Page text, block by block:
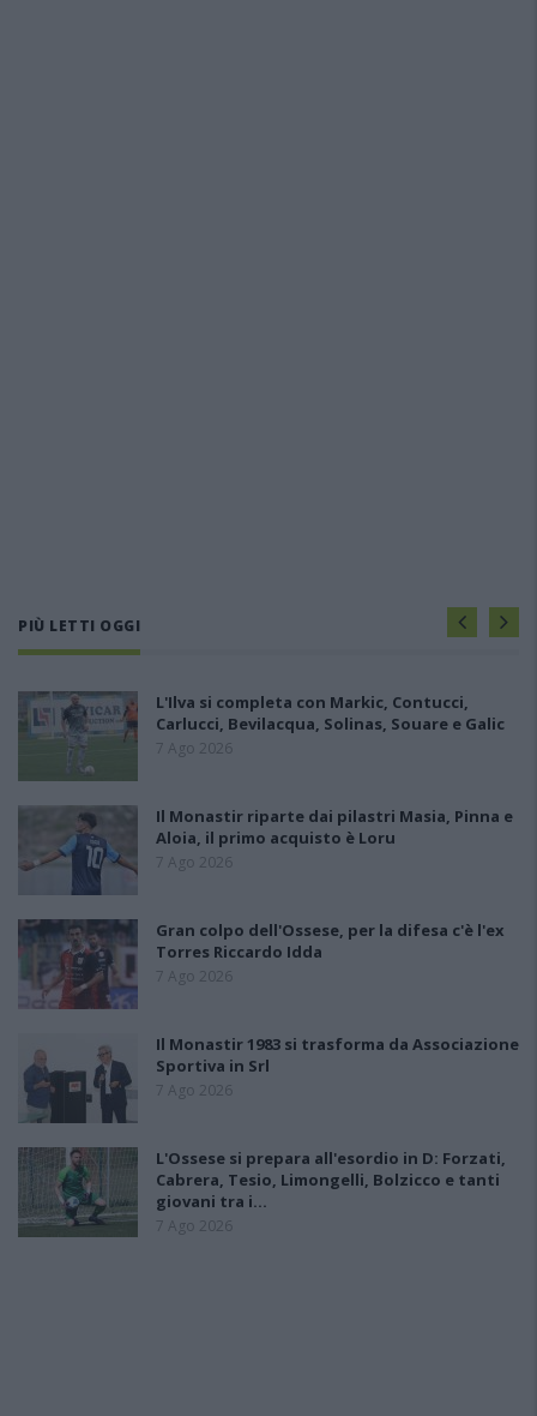
PIÙ LETTI OGGI
L'Ilva si completa con Markic, Contucci,
Carlucci, Bevilacqua, Solinas, Souare e Galic
7 Ago 2026
Il Monastir riparte dai pilastri Masia, Pinna e
Aloia, il primo acquisto è Loru
7 Ago 2026
Gran colpo dell'Ossese, per la difesa c'è l'ex
Torres Riccardo Idda
7 Ago 2026
Il Monastir 1983 si trasforma da Associazione
Sportiva in Srl
7 Ago 2026
L'Ossese si prepara all'esordio in D: Forzati,
Cabrera, Tesio, Limongelli, Bolzicco e tanti
giovani tra i…
7 Ago 2026